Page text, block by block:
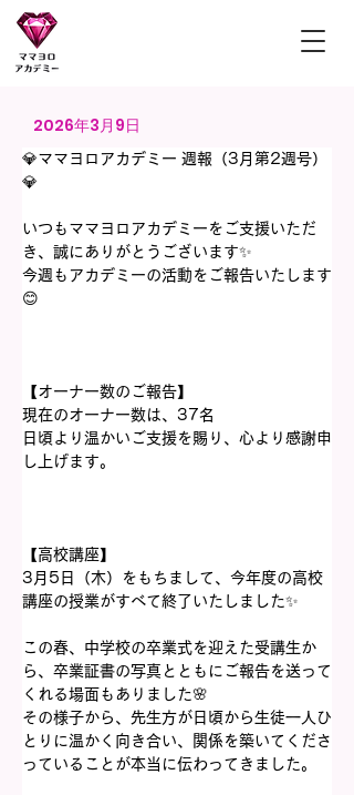
2026年3月9日
💎ママヨロアカデミー 週報（3月第2週号）
💎
いつもママヨロアカデミーをご支援いただ
き、誠にありがとうございます✨
今週もアカデミーの活動をご報告いたします
😊
【オーナー数のご報告】
現在のオーナー数は、37名
日頃より温かいご支援を賜り、心より感謝申
し上げます。
【高校講座】
3月5日（木）をもちまして、今年度の高校
講座の授業がすべて終了いたしました✨
この春、中学校の卒業式を迎えた受講生か
ら、卒業証書の写真とともにご報告を送って
くれる場面もありました🌸
その様子から、先生方が日頃から生徒一人ひ
とりに温かく向き合い、関係を築いてくださ
っていることが本当に伝わってきました。